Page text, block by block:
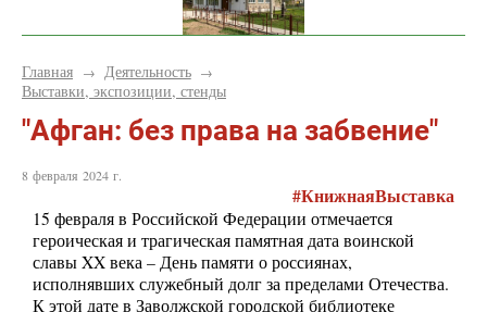
Главная → Деятельность →
Выставки, экспозиции, стенды
"Афган: без права на забвение"
8 февраля 2024 г.
#КнижнаяВыставка
15 февраля в Российской Федерации отмечается
героическая и трагическая памятная дата воинской
славы XX века – День памяти о россиянах,
исполнявших служебный долг за пределами Отечества.
К этой дате в Заволжской городской библиотеке